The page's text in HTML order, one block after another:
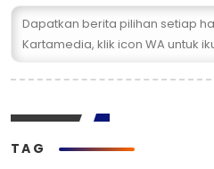
Dapatkan berita pilihan setiap
Kartamedia, klik icon WA untuk
TAG